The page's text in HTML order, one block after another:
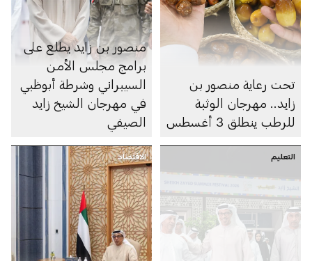
تحت رعاية منصور بن
زايد.. مهرجان الوثبة
للرطب ينطلق 3 أغسطس
منصور بن زايد يطلع على
برامج مجلس الأمن
السيبراني وشرطة أبوظبي
في مهرجان الشيخ زايد
الصيفي
التعليم الاقتصاد